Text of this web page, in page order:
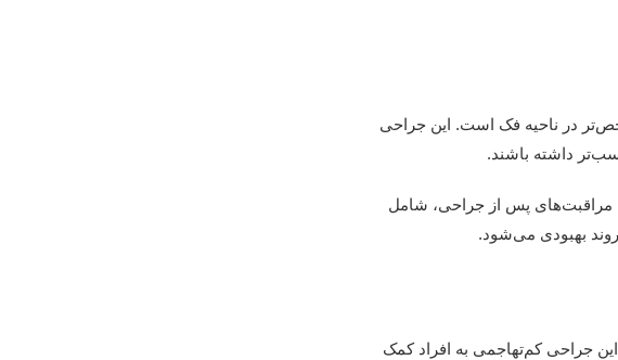
در ناحیه فک است. این جراحی
داشته باشند.
مراقبت‌های پس از جراحی، شامل
بهبودی می‌شود.
جراحی کم‌تهاجمی به افراد کمک